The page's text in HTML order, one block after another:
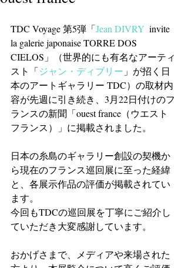
TDC Voyage 第5弾「Jean DIVRY
  invite
la galerie japonaise TORRE DOS
CIELOS」（世界的にも有名なアーティ
スト「ジャン・ディブリー 」が招く日
本のアートギャラリー TDC）の取材内
容が先週に引き続き、3月22日付けのフ
ランスの新聞「ouest france（ウエスト
フランス）」に掲載されました。
日本の糸島のギャラリー創設の契機か
ら現在のフランス巡回展に至った経緯
と、各展示作品の評価が掲載されてい
ます。
今回もTDCの巡回展を丁寧にご紹介し
ていただき大変感謝しています。
おかげさまで、メディアや来場された